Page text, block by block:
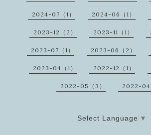
2024-07（1） 2024-06（1）
2023-12（2） 2023-11（1）
2023-07（1） 2023-06（2）
2023-04（1） 2022-12（1）
2022-05（3） 2022-04
Select Language ▼